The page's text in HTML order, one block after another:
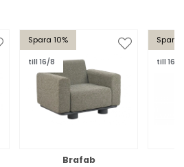
Spara 10%
till 16/8
Brafab
Spara
till 16/8